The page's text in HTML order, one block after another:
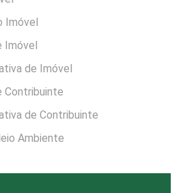
Imóvel
Imóvel
de Imóvel
Contribuinte
de Contribuinte
Ambiente